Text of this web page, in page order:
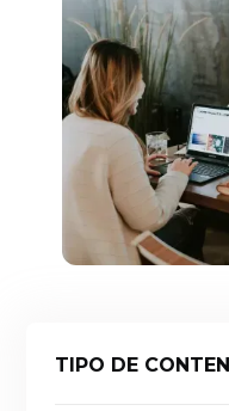
TIPO DE